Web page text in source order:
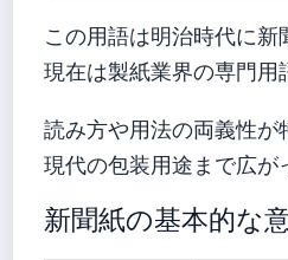
この用語は明治時代に
現在は製紙業界の専門
読み方や用法の両義性が
現代の包装用途まで広が
新聞紙の基本的な